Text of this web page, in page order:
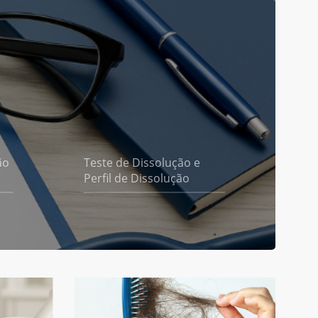
Teste de Dissolução e
Perfil de Dissolução
Semaglutida